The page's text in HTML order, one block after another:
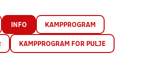
INFO KAMPPROGRAM
KAMPPROGRAM FOR PULJE